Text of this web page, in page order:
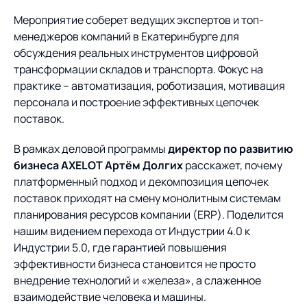
Интегрированное
планирование
Управление
контейнерным
терминалом
Роботизация
Оборудование для склада
AXELOT AI
процессов
Техническое оснащение
Постпроектное
сопровождение
Формирование центров
компетенций
Мероприятия
Архив мероприятий
Проекты
Проекты
Контакты
Контакты
Академия
Предложение для
учебных заведений
База знаний
База знаний
Мероприятие соберет ведущих экспертов и топ-
менеджеров компаний в Екатеринбурге для
обсуждения реальных инструментов цифровой
трансформации складов и транспорта. Фокус на
практике – автоматизация, роботизация, мотивация
персонала и построение эффективных цепочек
поставок.
В рамках деловой программыдиректор по развитию
бизнесаAXELOTАртём Долгихрасскажет, почему
платформенный подход и декомпозиция цепочек
поставок приходят на смену монолитным системам
планирования ресурсов компании (ERP). Поделится
нашим видением перехода от Индустрии 4.0 к
Индустрии 5.0, где гарантией повышения
эффективности бизнеса становится не просто
внедрение технологий и «железа», а слаженное
взаимодействие человека и машины.